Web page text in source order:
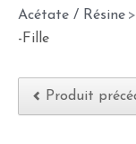
Acétate / Résine >
-Fille
Produit